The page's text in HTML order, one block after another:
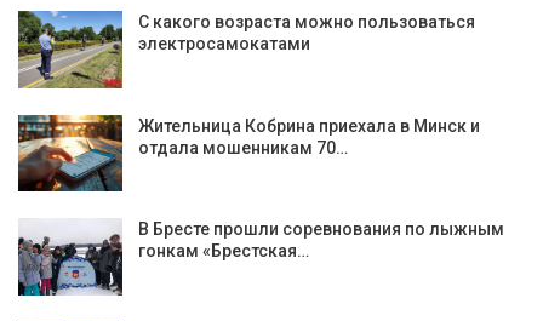
С какого возраста можно пользоваться
электросамокатами
Жительница Кобрина приехала в Минск и
отдала мошенникам 70…
В Бресте прошли соревнования по лыжным
гонкам «Брестская…